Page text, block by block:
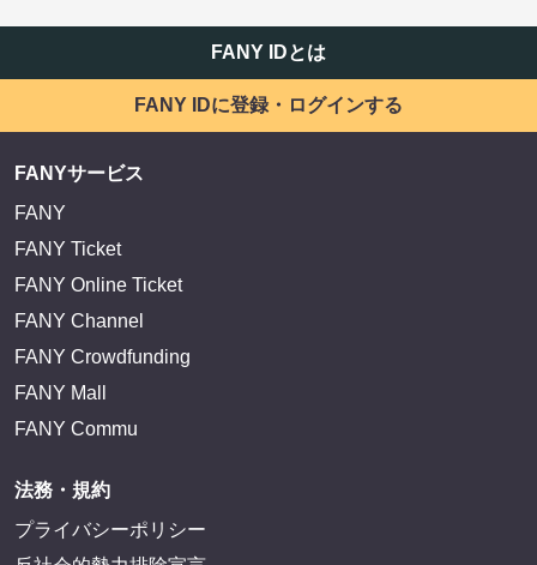
FANY IDとは
FANY IDに登録・ログインする
FANYサービス
FANY
FANY Ticket
FANY Online Ticket
FANY Channel
FANY Crowdfunding
FANY Mall
FANY Commu
法務・規約
プライバシーポリシー